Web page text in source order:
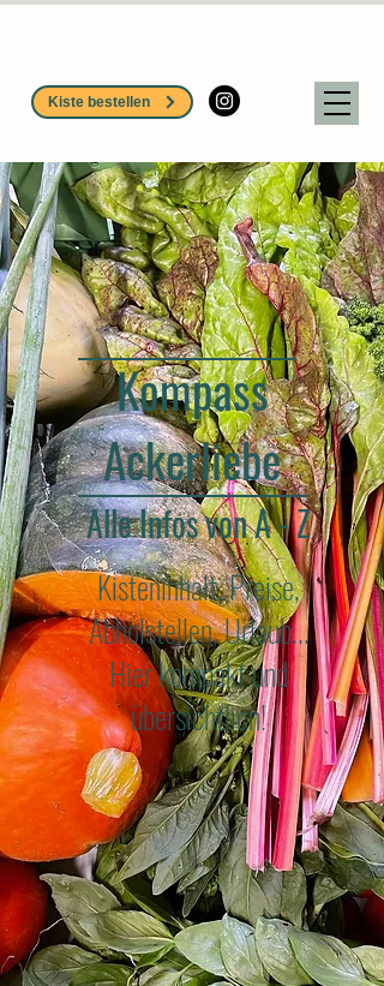
Kiste bestellen
Kompass
Ackerliebe
Alle Infos von A - Z
Kisteninhalt, Preise,
Abholstellen, Urlaub...
Hier kompakt und
übersichtlich!